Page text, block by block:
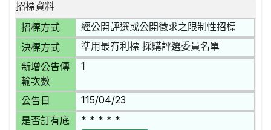
招標資料
招標方式
經公開評選或公開徵求之限制性招標
決標方式 準用最有利標 採購評選委員名單
新增公告傳
輸次數
1
公告日 115/04/23
是否訂有底
* * * * *